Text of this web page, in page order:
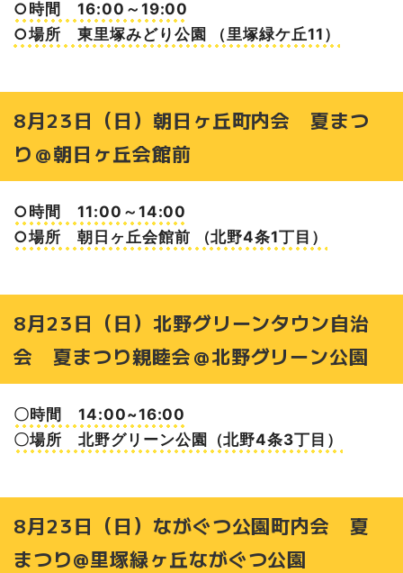
○時間 16:00～19:00
○場所 東里塚みどり公園 （里塚緑ケ丘11）
8月23日（日）朝日ヶ丘町内会 夏まつ
り＠朝日ヶ丘会館前
○時間 11:00～14:00
○場所 朝日ヶ丘会館前 （北野4条1丁目）
8月23日（日）北野グリーンタウン自治
会 夏まつり親睦会＠北野グリーン公園
〇時間 14:00~16:00
〇場所 北野グリーン公園（北野4条3丁目）
8月23日（日）ながぐつ公園町内会 夏
まつり@里塚緑ヶ丘ながぐつ公園